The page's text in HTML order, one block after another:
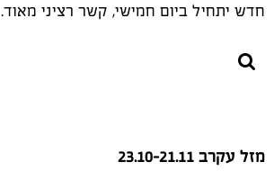
חדש יתחיל ביום חמישי, קשר רציני מאוד.
מזל עקרב 23.10-21.11